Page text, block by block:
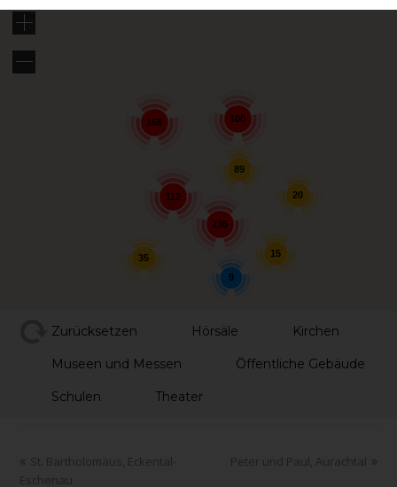
168 100
20
236
15
112
35
89
9
Zurücksetzen Hörsäle Kirchen
Museen und Messen Öffentliche Gebäude
Schulen Theater
St. Bartholomäus, Eckental-
Eschenau
Peter und Paul, Aurachtal